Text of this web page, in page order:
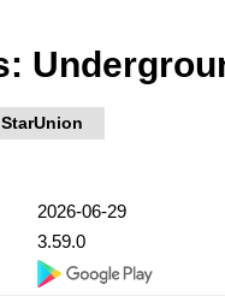
StarUnion
2026-06-29
3.59.0